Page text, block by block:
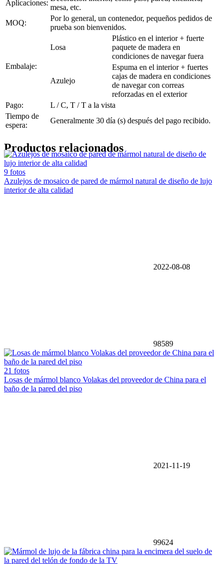
Aplicaciones:
mesa, etc.
MOQ:
Por lo general, un contenedor, pequeños pedidos de
prueba son bienvenidos.
Embalaje:
Losa
Plástico en el interior + fuerte
paquete de madera en
condiciones de navegar fuera
Azulejo
Espuma en el interior + fuertes
cajas de madera en condiciones
de navegar con correas
reforzadas en el exterior
Pago:
L / C, T / T a la vista
Tiempo de
espera:
Generalmente 30 día (s) después del pago recibido.
Productos relacionados
9 fotos
Azulejos de mosaico de pared de mármol natural de diseño de lujo
interior de alta calidad
2022-08-08
98589
21 fotos
Losas de mármol blanco Volakas del proveedor de China para el
baño de la pared del piso
2021-11-19
99624